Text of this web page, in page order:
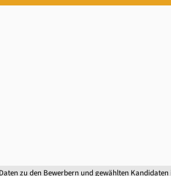
zu den Bewerbern und gewählten Kandidaten